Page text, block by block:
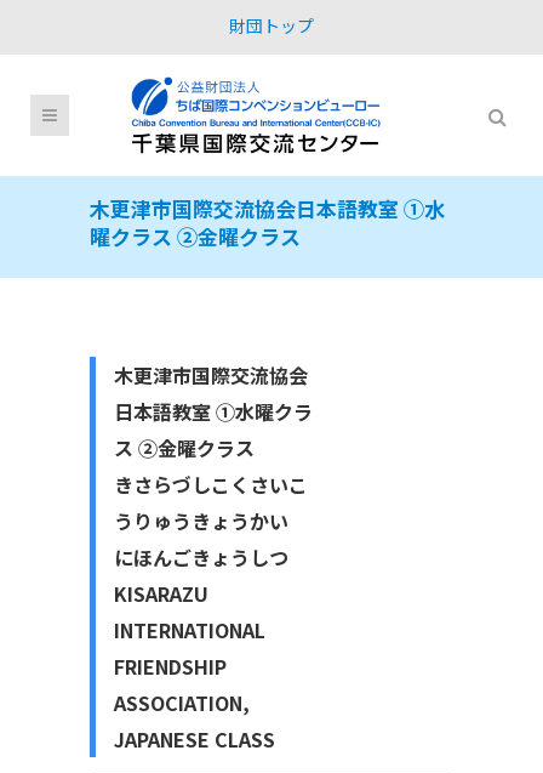
財団トップ
木更津市国際交流協会日本語教室 ①水
曜クラス ②金曜クラス
木更津市国際交流協会
日本語教室 ①水曜クラ
ス ②金曜クラス
きさらづしこくさいこ
うりゅうきょうかい
にほんごきょうしつ
KISARAZU
INTERNATIONAL
FRIENDSHIP
ASSOCIATION,
JAPANESE CLASS